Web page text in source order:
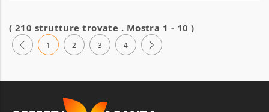
( 210 strutture trovate . Mostra 1 - 10 )
1 2 3 4